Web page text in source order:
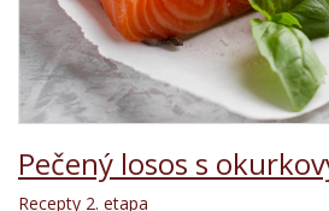
Pečený losos s
Recepty 2. etapa